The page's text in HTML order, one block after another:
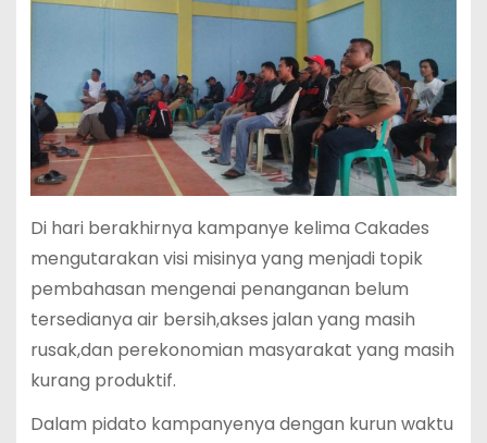
Di hari berakhirnya kampanye kelima Cakades
mengutarakan visi misinya yang menjadi topik
pembahasan mengenai penanganan belum
tersedianya air bersih,akses jalan yang masih
rusak,dan perekonomian masyarakat yang masih
kurang produktif.
Dalam pidato kampanyenya dengan kurun waktu